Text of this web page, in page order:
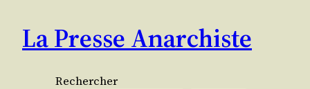
contenu
La Presse Anarchiste
Rechercher